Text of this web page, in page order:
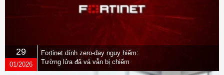
29
01/2026
Fortinet dính zero-day nguy hiểm:
Tường lửa đã vá vẫn bị chiếm
quyền